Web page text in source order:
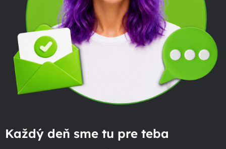
Každý deň sme tu pre teba